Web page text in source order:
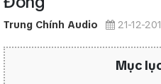
Trung Chính Audio 21-12-
Mục